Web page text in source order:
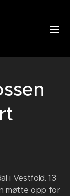
i Vestfold. 13
møtte opp for